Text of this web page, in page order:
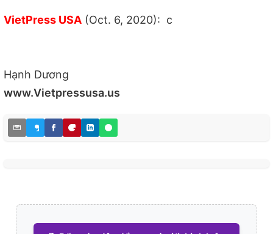
VietPress USA (Oct. 6, 2020): c
Hạnh Dương
www.Vietpressusa.us